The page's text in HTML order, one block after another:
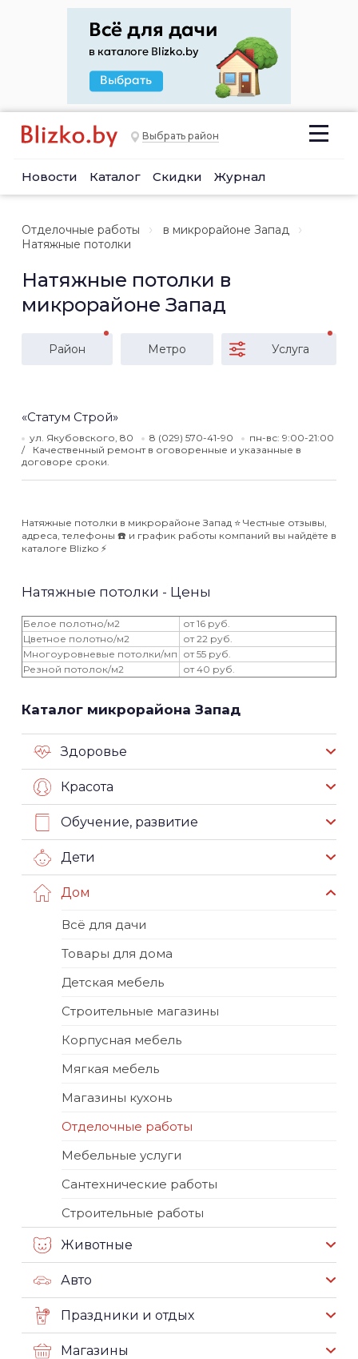
Выбрать район
Новости Каталог Скидки Журнал
Отделочные работы
в микрорайоне Запад
Натяжные потолки
Натяжные потолки в
микрорайоне Запад
Район Метро Услуга
«Статум Строй»
ул. Якубовского, 80 8 (029) 570-41-90
пн-вс: 9:00-21:00
Качественный ремонт в оговоренные и указанные в
договоре сроки.
Натяжные потолки в микрорайоне Запад ⭐️ Честные отзывы,
адреса, телефоны ☎️ и график работы компаний вы найдёте в
каталоге Blizko ⚡️
Натяжные потолки - Цены
Белое полотно/м2
от 16 руб.
Цветное полотно/м2
от 22 руб.
Многоуровневые потолки/мп от 55 руб.
Резной потолок/м2
от 40 руб.
Каталог микрорайона Запад
Здоровье
Красота
Обучение, развитие
Дети
Дом
Всё для дачи
Товары для дома
Детская мебель
Строительные магазины
Корпусная мебель
Мягкая мебель
Магазины кухонь
Отделочные работы
Мебельные услуги
Сантехнические работы
Строительные работы
Животные
Авто
Праздники и отдых
Магазины